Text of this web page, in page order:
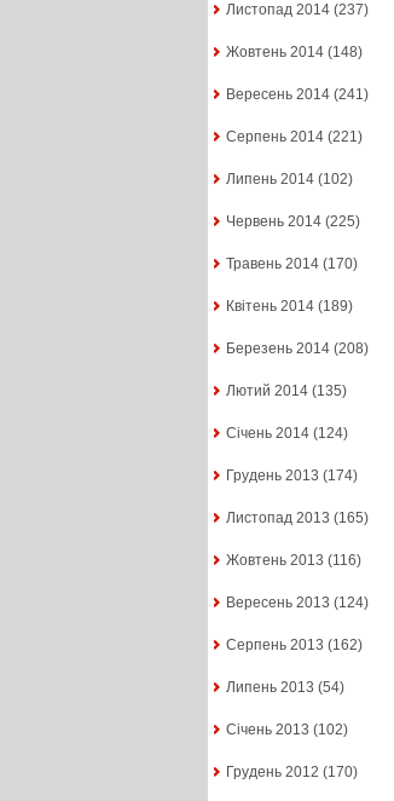
Листопад 2014(237)
Жовтень 2014(148)
Вересень 2014(241)
Серпень 2014(221)
Липень 2014(102)
Червень 2014(225)
Травень 2014(170)
Квітень 2014(189)
Березень 2014(208)
Лютий 2014(135)
Січень 2014(124)
Грудень 2013 (174)
Листопад 2013 (165)
Жовтень 2013 (116)
Вересень 2013 (124)
Серпень 2013 (162)
Липень 2013 (54)
Січень 2013 (102)
Грудень 2012 (170)